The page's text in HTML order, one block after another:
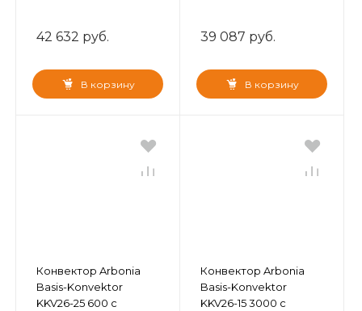
42 632 руб.
В корзину
39 087 руб.
В корзину
Конвектор Arbonia
Basis-Konvektor
KKV26-25 600 с
Конвектор Arbonia
Basis-Konvektor
KKV26-15 3000 с